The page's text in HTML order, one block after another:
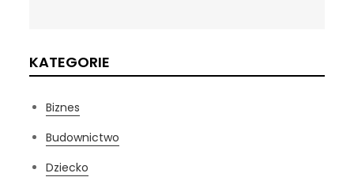
KATEGORIE
Biznes
Budownictwo
Dziecko